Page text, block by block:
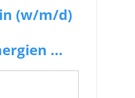
(w/m/d)
...